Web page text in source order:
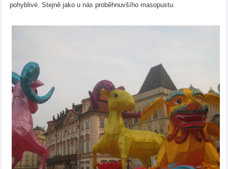
pohyblivé. Stejně jako u nás proběhnuvšího masopustu.